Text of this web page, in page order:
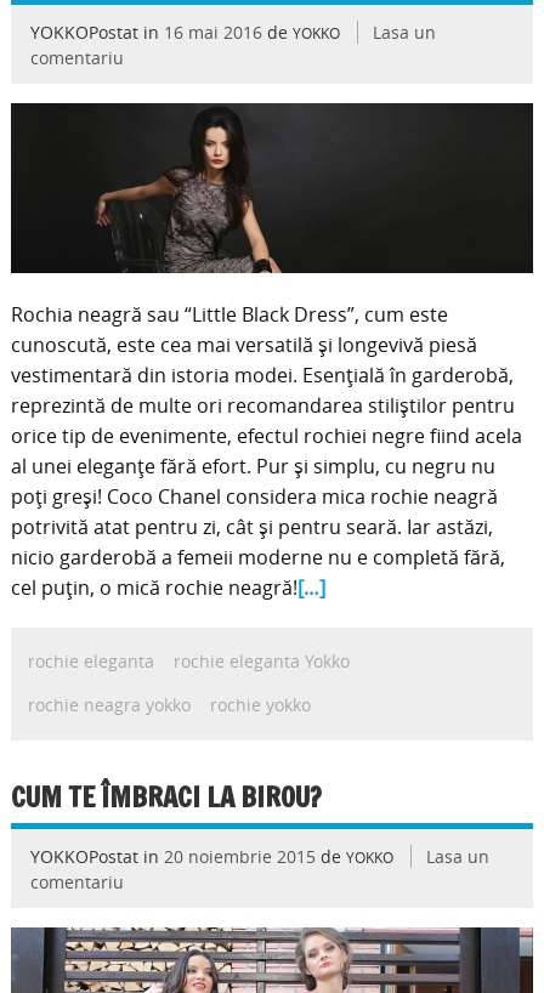
YOKKOPostat in 16 mai 2016de YOKKO
Lasa un
comentariu
Rochia neagră sau “Little Black Dress”, cum este
cunoscută, este cea mai versatilă și longevivă piesă
vestimentară din istoria modei. Esențială în garderobă,
reprezintă de multe ori recomandarea stiliștilor pentru
orice tip de evenimente, efectul rochiei negre fiind acela
al unei eleganțe fără efort. Pur și simplu, cu negru nu
poți greși! Coco Chanel considera mica rochie neagră
potrivită atat pentru zi, cât și pentru seară. Iar astăzi,
nicio garderobă a femeii moderne nu e completă fără,
cel puțin, o mică rochie neagră![…]
rochie eleganta
rochie eleganta Yokko
rochie neagra yokko
rochie yokko
CUM TE ÎMBRACI LA BIROU?
YOKKOPostat in 20 noiembrie 2015 de YOKKO
Lasa un
comentariu